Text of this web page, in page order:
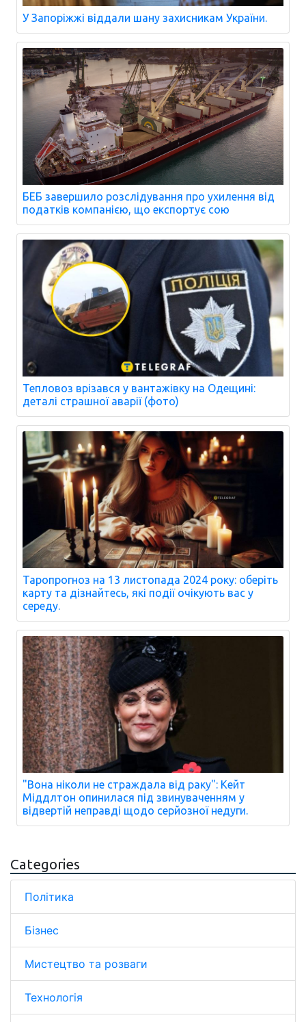
У Запоріжжі віддали шану захисникам України.
БЕБ завершило розслідування про ухилення від
податків компанією, що експортує сою
Тепловоз врізався у вантажівку на Одещині:
деталі страшної аварії (фото)
Таропрогноз на 13 листопада 2024 року: оберіть
карту та дізнайтесь, які події очікують вас у
середу.
"Вона ніколи не страждала від раку": Кейт
Міддлтон опинилася під звинуваченням у
відвертій неправді щодо серйозної недуги.
Categories
Політика
Бізнес
Мистецтво та розваги
Технологія